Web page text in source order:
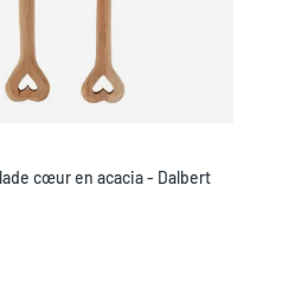
cœur en acacia - Dalbert